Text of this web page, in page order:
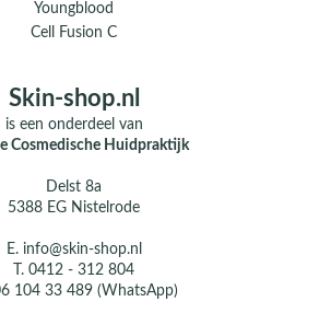
Youngblood
Cell Fusion C
Skin-shop.nl
is een onderdeel van
Cosmedische Huidpraktijk
Delst 8a
5388 EG Nistelrode
E. info@skin-shop.nl
T.0412 - 312 804
104 33 489 (WhatsApp)